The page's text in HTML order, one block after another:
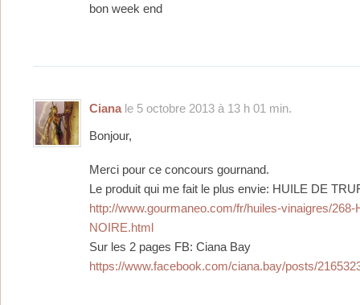
bon week end
Cianale 5 octobre 2013 à 13 h 01 min.
Bonjour,
Merci pour ce concours gournand.
Le produit qui me fait le plus envie: HUILE DE
http://www.gourmaneo.com/fr/huiles-vinaigres/
NOIRE.html
Sur les 2 pages FB: Ciana Bay
https://www.facebook.com/ciana.bay/posts/